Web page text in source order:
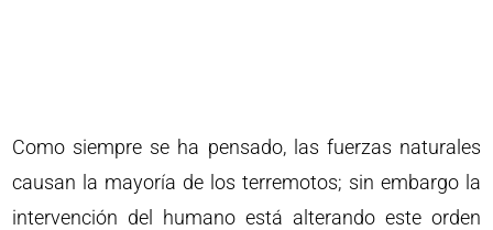
Como siempre se ha pensado, las fuerzas naturales
causan la mayoría de los terremotos; sin embargo la
intervención del humano está alterando este orden